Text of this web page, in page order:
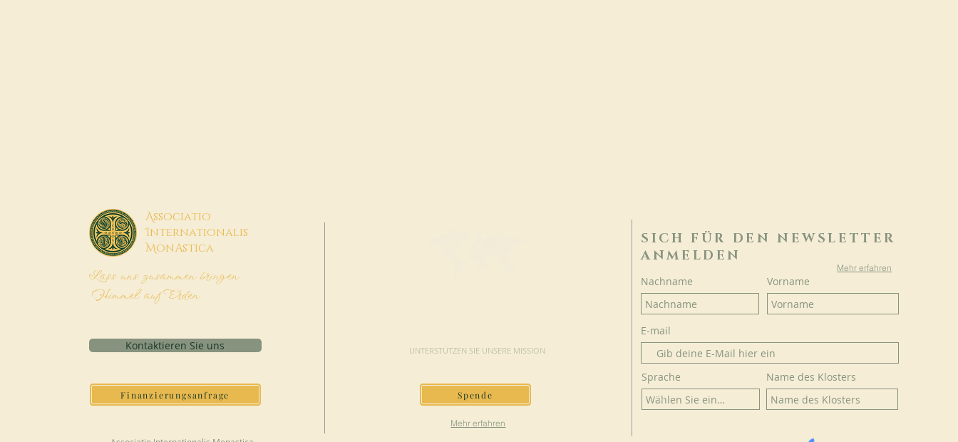
Associatio
Internationalis
MonAstica
Lass uns zusammen bringen
Himmel auf Erden
Kontaktieren Sie uns
Finanzierungsanfrage
UNTERSTÜTZEN SIE UNSERE MISSION
Spende
Mehr erfahren
SICH FÜR DEN NEWSLETTER
ANMELDEN
Mehr erfahren
Nachname Vorname
E-mail
Sprache Name des Klosters